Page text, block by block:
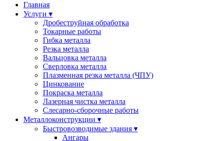
Главная
Услуги ▾
Дробеструйная обработка
Токарные работы
Гибка металла
Резка металла
Вальцовка металла
Сверловка металла
Плазменная резка металла (ЧПУ)
Цинкование
Покраска металла
Лазерная чистка металла
Слесарно-сборочные работы
Металлоконструкции ▾
Быстровозводимые здания ▾
Ангары